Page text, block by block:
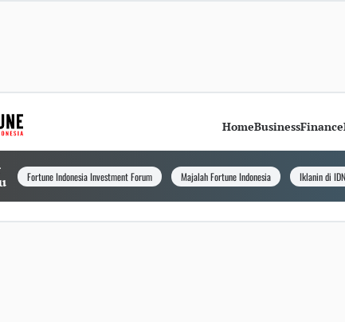
HomeBusinessFinance
Fortune Indonesia Investment Forum Majalah Fortune Indonesia Iklanin di IDN